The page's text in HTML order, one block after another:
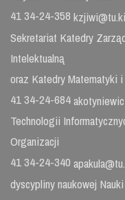
41 34-24-358
Sekretariat Katedry
Intelektualną
oraz Katedry Matematyki
41 34-24-684
Technologii
Organizacji
41 34-24-340
dyscypliny naukowej